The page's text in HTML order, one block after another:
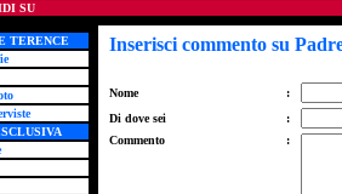
SU
TERENCE
Inserisci commento su
Nome
:
Di dove sei
:
Commento
: